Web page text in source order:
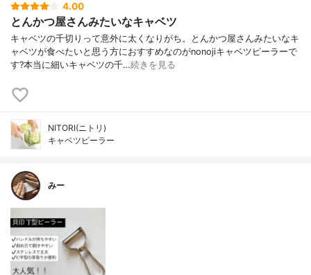
4.00
とんかつ屋さんみたいなキャベツ
キャベツの千切りって意外に太くなりがち。とんかつ屋さんみたいなキ
ャベツが食べたいと思う方におすすめなのがnonojiキャベツピーラーで
す?本当に細いキャベツの千…続きを見る
NITORI(ニトリ)
キャベツピーラー
みー